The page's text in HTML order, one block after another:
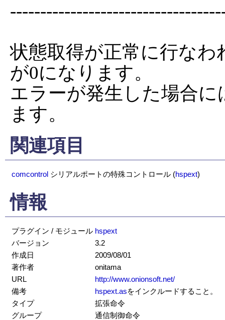
状態取得が正常に行な
が0になります。
エラーが発生した場合
ます。
関連項目
comcontrol シリアルポートの特殊コントロール (hspext)
情報
プラグイン / モジュール hspext
バージョン
3.2
作成日
2009/08/01
著作者
onitama
URL
http://www.onionsoft.net/
備考
hspext.asをインクルードすること。
タイプ
拡張命令
グループ
通信制御命令